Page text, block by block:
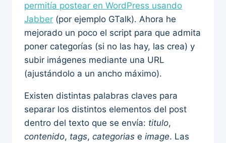
permitía postear en WordPress usando
Jabber (por ejemplo GTalk). Ahora he
mejorado un poco el script para que admita
poner categorías (si no las hay, las crea) y
subir imágenes mediante una URL
(ajustándolo a un ancho máximo).
Existen distintas palabras claves para
separar los distintos elementos del post
dentro del texto que se envía: titulo,
contenido, tags, categorias e image. Las